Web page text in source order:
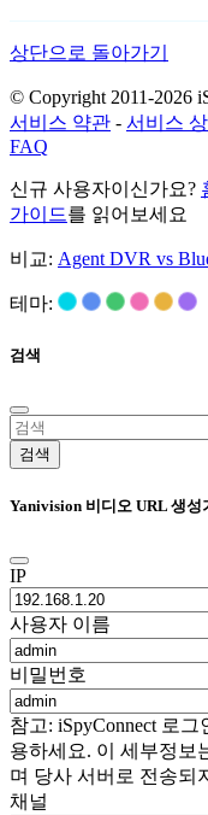
상단으로 돌아가기
© Copyright 2011-2026
서비스 약관 - 서비스
FAQ
신규 사용자이신가요?
가이드를 읽어보세요
비교: Agent DVR vs
테마:
검색
검색
Yanivision 비디오 URL 생성
IP
사용자 이름
비밀번호
참고: iSpyConnect 로
용하세요. 이 세부정보
며 당사 서버로 전송되
채널